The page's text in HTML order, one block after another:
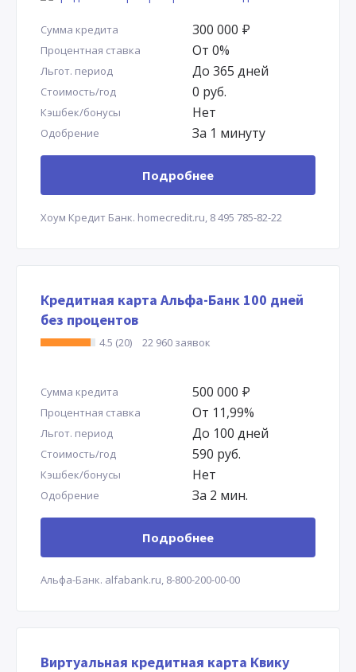
Сумма кредита 300 000 Р
Процентная ставка От 0%
Льгот. период До 365 дней
Стоимость/год 0 руб.
Кэшбек/бонусы Нет
Одобрение За 1 минуту
Подробнее
Хоум Кредит Банк. homecredit.ru, 8 495 785-82-22
Кредитная карта Альфа-Банк 100 дней
без процентов
4.5 (20) 22 960 заявок
Сумма кредита 500 000 Р
Процентная ставка От 11,99%
Льгот. период До 100 дней
Стоимость/год 590 руб.
Кэшбек/бонусы Нет
Одобрение За 2 мин.
Подробнее
Альфа-Банк. alfabank.ru, 8-800-200-00-00
Виртуальная кредитная карта Квику